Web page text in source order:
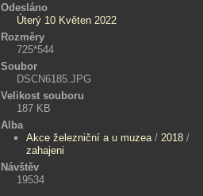
Odesláno
Úterý 10 Květen 2022
Rozměry
725*544
Soubor
DSCN6185.JPG
Velikost souboru
187 KB
Alba
Akce železniční a u muzea / 2018 /
zahajeni
Návštěv
19534